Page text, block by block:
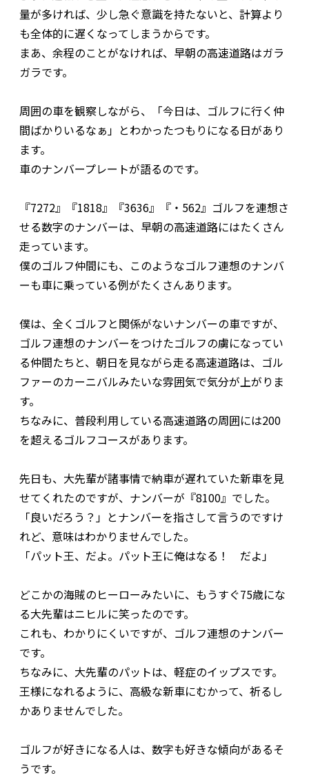
量が多ければ、少し急ぐ意識を持たないと、計算より
も全体的に遅くなってしまうからです。
まあ、余程のことがなければ、早朝の高速道路はガラ
ガラです。
周囲の車を観察しながら、「今日は、ゴルフに行く仲
間ばかりいるなぁ」とわかったつもりになる日があり
ます。
車のナンバープレートが語るのです。
『7272』『1818』『3636』『・562』ゴルフを連想さ
せる数字のナンバーは、早朝の高速道路にはたくさん
走っています。
僕のゴルフ仲間にも、このようなゴルフ連想のナンバ
ーも車に乗っている例がたくさんあります。
僕は、全くゴルフと関係がないナンバーの車ですが、
ゴルフ連想のナンバーをつけたゴルフの虜になってい
る仲間たちと、朝日を見ながら走る高速道路は、ゴル
ファーのカーニバルみたいな雰囲気で気分が上がりま
す。
ちなみに、普段利用している高速道路の周囲には200
を超えるゴルフコースがあります。
先日も、大先輩が諸事情で納車が遅れていた新車を見
せてくれたのですが、ナンバーが『8100』でした。
「良いだろう？」とナンバーを指さして言うのですけ
れど、意味はわかりませんでした。
「パット王、だよ。パット王に俺はなる！ だよ」
どこかの海賊のヒーローみたいに、もうすぐ75歳にな
る大先輩はニヒルに笑ったのです。
これも、わかりにくいですが、ゴルフ連想のナンバー
です。
ちなみに、大先輩のパットは、軽症のイップスです。
王様になれるように、高級な新車にむかって、祈るし
かありませんでした。
ゴルフが好きになる人は、数字も好きな傾向があるそ
うです。